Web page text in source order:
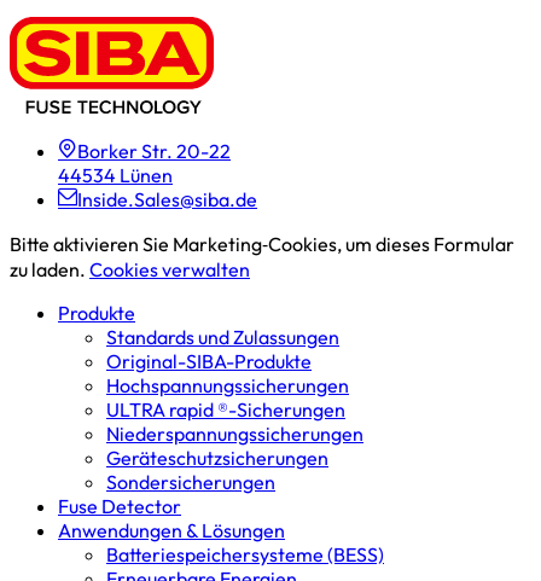
Borker Str. 20-22
44534 Lünen
Inside.Sales@siba.de
Bitte aktivieren Sie Marketing‑Cookies, um dieses Formular
zu laden. Cookies verwalten
Produkte
Standards und Zulassungen
Original-SIBA-Produkte
Hochspannungs­sicherungen
ULTRA rapid ®-Sicherungen
Niederspannungs­sicherungen
Geräteschutz­sicherungen
Sondersicherungen
Fuse Detector
Anwendungen & Lösungen
Batterie­speicher­systeme (BESS)